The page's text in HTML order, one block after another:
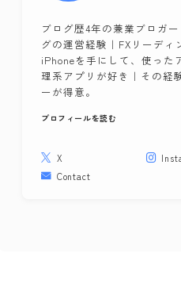
ブログ歴4年の兼業ブロガ
グの運営経験｜FXリーデ
iPhoneを手にして、使った
理系アプリが好き｜その経
ーが得意。
プロフィールを読む
X
Contact